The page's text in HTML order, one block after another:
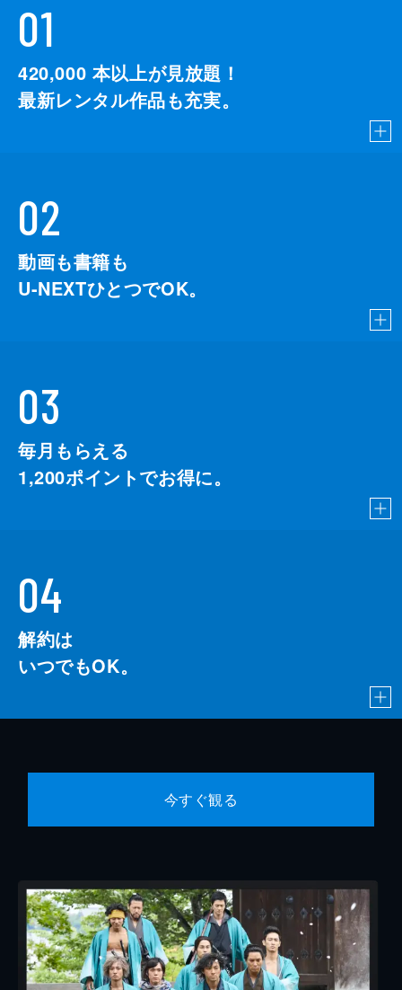
01
420,000 本以上が見放題！
最新レンタル作品も充実。
02
動画も書籍も
U-NEXTひとつでOK。
03
毎月もらえる
1,200ポイントでお得に。
04
解約は
いつでもOK。
今すぐ観る